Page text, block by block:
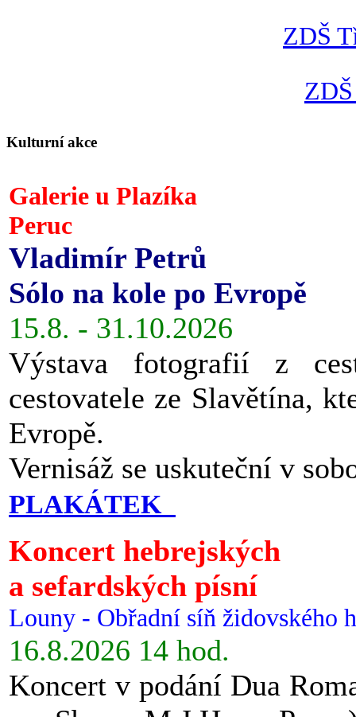
ZDŠ
Kulturní akce
Galerie u Plazíka
Peruc
Vladimír Petrů
Sólo na kole po Evropě
15.8. - 31.10.2026
Výstava fotografií z
cestovatele ze Slavětína,
Evropě.
Vernisáž se uskuteční v
PLAKÁTEK
Koncert hebrejských
a sefardských písní
Louny - Obřadní síň židovského
16.8.2026 14 hod.
Koncert v podání Dua